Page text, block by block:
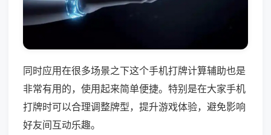
同时应用在很多场景之下这个手机打牌计算辅助也是
非常有用的，使用起来简单便捷。特别是在大家手机
打牌时可以合理调整牌型，提升游戏体验，避免影响
好友间互动乐趣。